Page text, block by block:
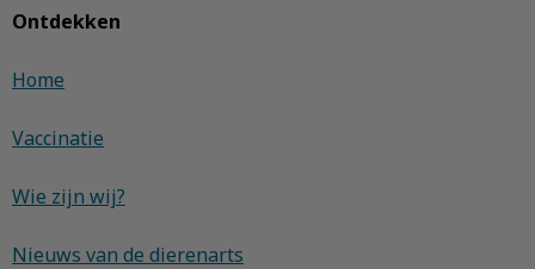
Ontdekken
Home
Vaccinatie
Wie zijn wij?
Nieuws van de dierenarts